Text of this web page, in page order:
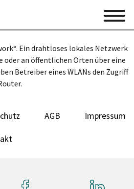
Ein drahtloses lokales Netzwerk
oder an öffentlichen Orten über eine
Betreiber eines WLANs den Zugriff
AGB Impressum